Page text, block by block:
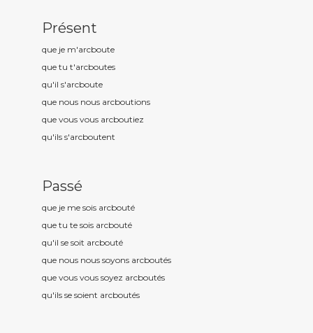
Présent
que je m'arcboute
que tu t'arcboutes
qu'il s'arcboute
que nous nous arcboutions
que vous vous arcboutiez
qu'ils s'arcboutent
Passé
que je me sois arcbouté
que tu te sois arcbouté
qu'il se soit arcbouté
que nous nous soyons arcboutés
que vous vous soyez arcboutés
qu'ils se soient arcboutés